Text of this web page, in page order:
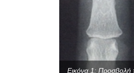
Εικόνα 1: Προσβολή